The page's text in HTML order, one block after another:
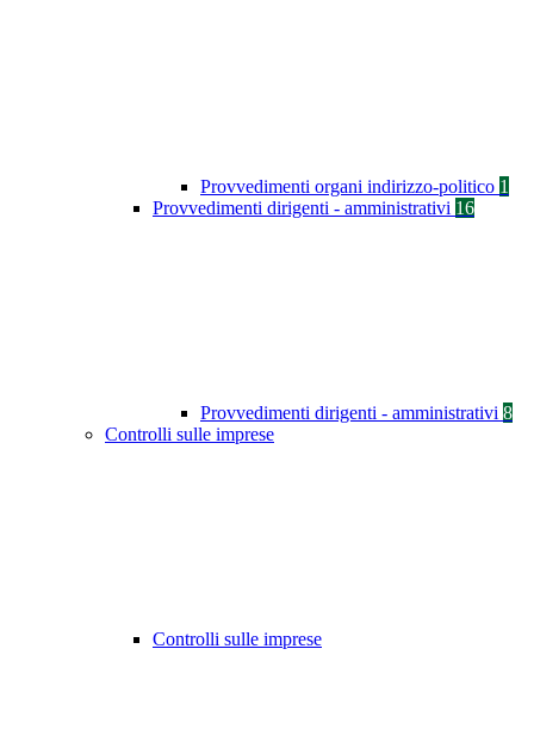
Provvedimenti organi indirizzo-politico 1
Provvedimenti dirigenti - amministrativi 16
Provvedimenti dirigenti - amministrativi 8
Controlli sulle imprese
Controlli sulle imprese